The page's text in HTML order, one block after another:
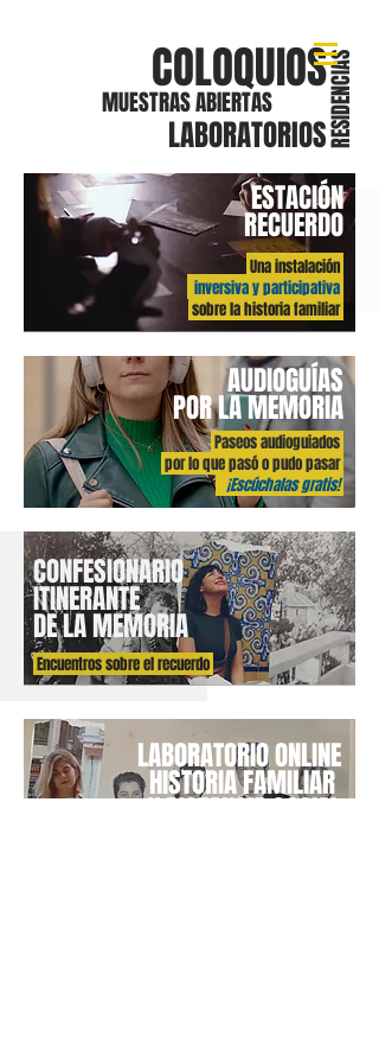
COLOQUIOSRESIDENCIAS
MUESTRAS ABIERTAS
TALLERES
LABORATORIOS
ESTACIÓN
RECUERDO
Una instalación
inversivay participativa
sobre la historia familiar
AUDIOGUÍAS
POR LA MEMORIA
Paseos audioguiados
por lo que pasó o pudo pasar
¡Escúchalas gratis!
CONFESIONARIO
ITINERANTE
DE LA MEMORIA
Encuentros sobre el recuerdo
LABORATORIO ONLINE
HISTORIA FAMILIAR
Y DISTANCIA SOCIAL